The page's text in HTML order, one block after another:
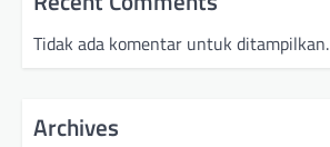
Tidak ada komentar untuk ditampilkan.
Archives